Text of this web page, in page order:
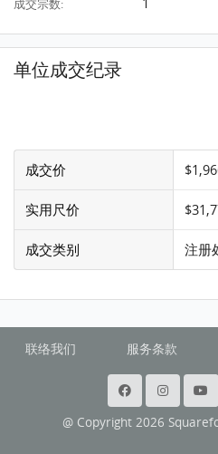
成交宗数:
单位成交纪录
成交价
实用尺价
成交类别 注册
联络我们 服务条款
@ Copyright 2026